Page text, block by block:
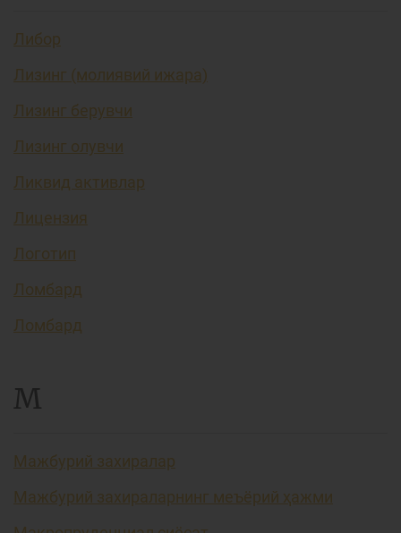
Либор
Лизинг (молиявий ижара)
Лизинг берувчи
Лизинг олувчи
Ликвид активлар
Лицензия
Логотип
Ломбард
Ломбард
М
Мажбурий захиралар
Мажбурий захираларнинг меъёрий ҳажми